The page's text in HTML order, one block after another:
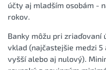
účty aj mladším osobám -
rokov.
Banky môžu pri
vklad (najčastejšie medzi 5
vyšší alebo aj nulový).